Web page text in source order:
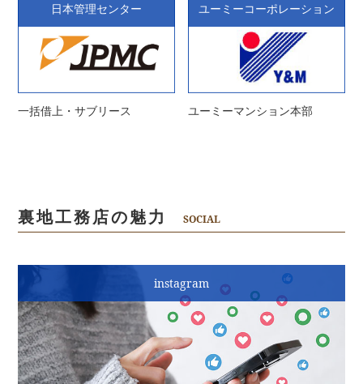
日本管理センター
一括借上・サブリース
ユーミーコーポレーション
ユーミーマンション本部
裏地工務店の魅力 SOCIAL
instagram